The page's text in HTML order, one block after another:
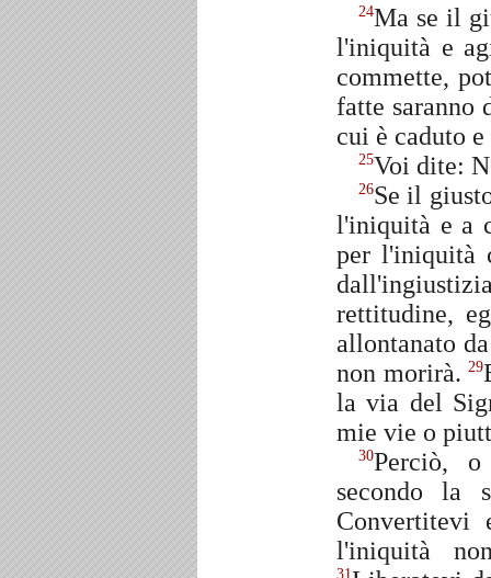
24Ma se il
l'iniquità e
commette,
fatte saranno
cui è caduto
25Voi dite:
26Se il
l'iniquità e a
per l'iniquità
rettitudine,
allontanato
non morirà.29
la via del
mie vie o
30Perciò,
secondo la
Convertitevi
l'iniquità
31